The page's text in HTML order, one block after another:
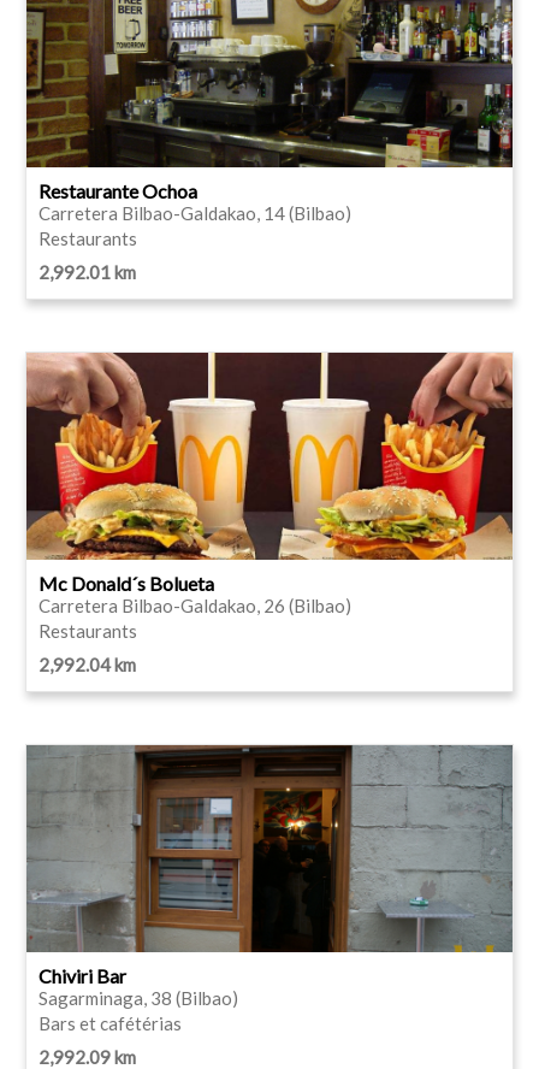
Restaurante Ochoa
Carretera Bilbao-Galdakao, 14 (Bilbao)
Restaurants
2,992.01 km
Mc Donald´s Bolueta
Carretera Bilbao-Galdakao, 26 (Bilbao)
Restaurants
2,992.04 km
Chiviri Bar
Sagarminaga, 38 (Bilbao)
Bars et cafétérias
2,992.09 km